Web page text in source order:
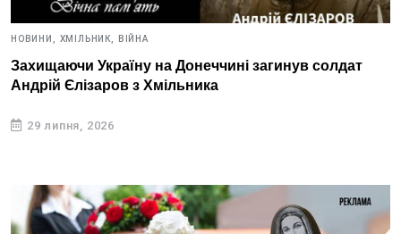
НОВИНИ, ХМІЛЬНИК, ВІЙНА
Захищаючи Україну на Донеччині загинув солдат
Андрій Єлізаров з Хмільника
29 липня, 2026